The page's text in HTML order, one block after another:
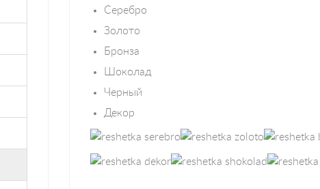
Серебро
Золото
Бронза
Шоколад
Черный
Декор